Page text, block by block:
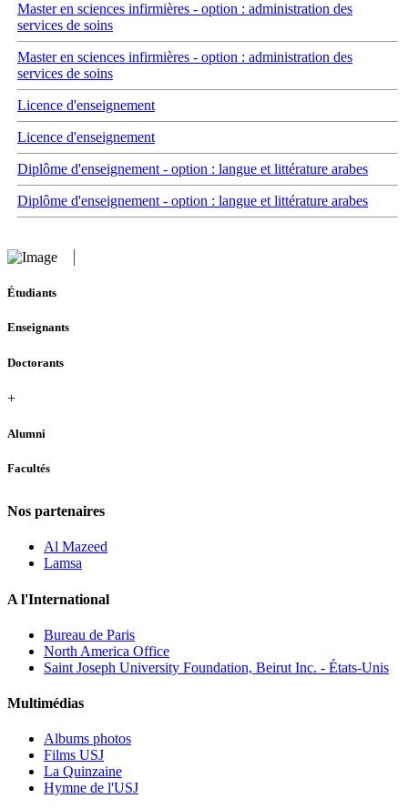
Master en sciences infirmières - option : administration des
services de soins
Master en sciences infirmières - option : administration des
services de soins
Licence d'enseignement
Licence d'enseignement
Diplôme d'enseignement - option : langue et littérature arabes
Diplôme d'enseignement - option : langue et littérature arabes
Étudiants
Enseignants
Doctorants
+
Alumni
Facultés
Nos partenaires
Al Mazeed
Lamsa
A l'International
Bureau de Paris
North America Office
Saint Joseph University Foundation, Beirut Inc. - États-Unis
Multimédias
Albums photos
Films USJ
La Quinzaine
Hymne de l'USJ